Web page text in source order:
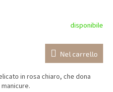
disponibile
Nel carrello
in rosa chiaro, che dona